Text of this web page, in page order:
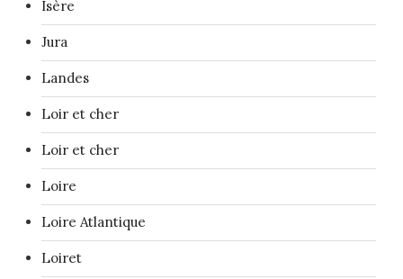
Isère
Jura
Landes
Loir et cher
Loir et cher
Loire
Loire Atlantique
Loiret